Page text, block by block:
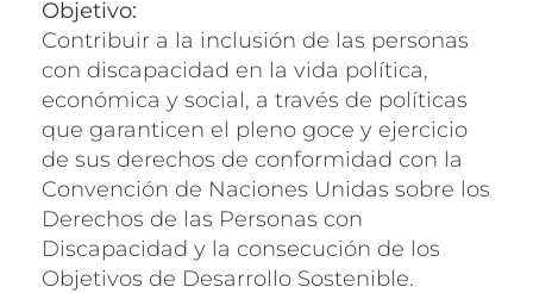
Objetivo:
Contribuir a la inclusión de las personas
con discapacidad en la vida política,
económica y social, a través de políticas
que garanticen el pleno goce y ejercicio
de sus derechos de conformidad con la
Convención de Naciones Unidas sobre los
Derechos de las Personas con
Discapacidad y la consecución de los
Objetivos de Desarrollo Sostenible.